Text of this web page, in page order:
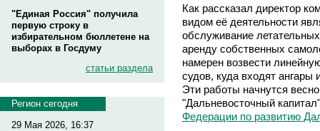
"Единая Россия" получила
первую строку в
избирательном бюллетене на
выборах в Госдуму
статьи раздела
Регион сегодня
29 Мая 2026, 16:37
Как рассказал директор
видом её деятельности
обслуживание
аренду собственных
намерен возвести
судов, куда входят ангары
Эти работы начнутся
"Дальневосточный
Федерации по развитию